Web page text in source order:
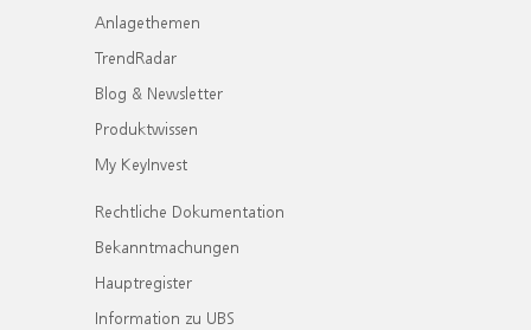
Anlagethemen
TrendRadar
Blog & Newsletter
Produktwissen
My KeyInvest
Rechtliche Dokumentation
Bekanntmachungen
Hauptregister
Information zu UBS